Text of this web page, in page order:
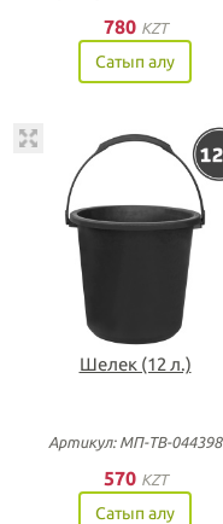
780 KZT
Сатып алу
Шелек (12 л.)
Артикул: МП-ТВ-044398
570 KZT
Сатып алу